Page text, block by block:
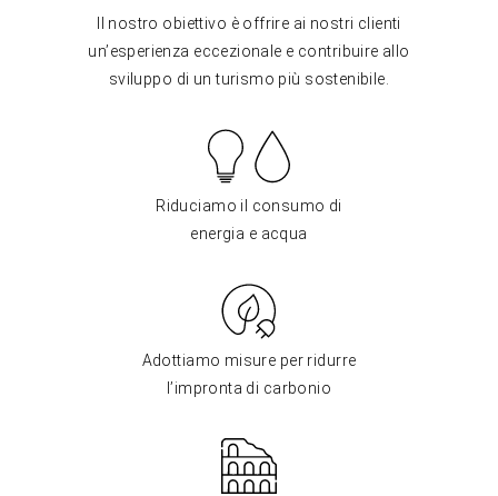
Il nostro obiettivo è offrire ai nostri clienti
un’esperienza eccezionale e contribuire allo
sviluppo di un turismo più sostenibile.
Riduciamo il consumo di
energia e acqua
Adottiamo misure per ridurre
l’impronta di carbonio